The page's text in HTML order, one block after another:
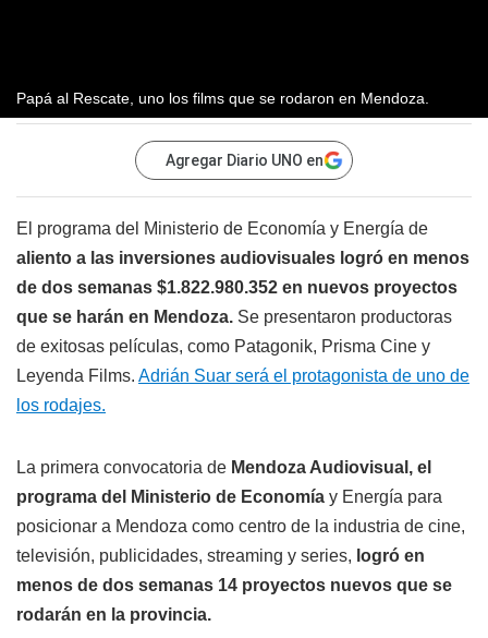
Papá al Rescate, uno los films que se rodaron en Mendoza.
Agregar Diario UNO en
El programa del Ministerio de Economía y Energía de
aliento a las inversiones audiovisuales logró en menos
de dos semanas $1.822.980.352 en nuevos proyectos
que se harán en Mendoza. Se presentaron productoras
de exitosas películas, como Patagonik, Prisma Cine y
Leyenda Films. Adrián Suar será el protagonista de uno de
los rodajes.
La primera convocatoria de Mendoza Audiovisual, el
programa del Ministerio de Economía y Energía para
posicionar a Mendoza como centro de la industria de cine,
televisión, publicidades, streaming y series, logró en
menos de dos semanas 14 proyectos nuevos que se
rodarán en la provincia.